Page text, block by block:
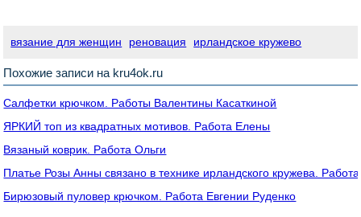
вязание для женщин реновация ирландское кружево
Похожие записи на kru4ok.ru
Салфетки крючком. Работы Валентины Касаткиной
ЯРКИЙ топ из квадратных мотивов. Работа Елены
Вязаный коврик. Работа Ольги
Платье Розы Анны связано в технике ирландского кружева.
Бирюзовый пуловер крючком. Работа Евгении Руденко